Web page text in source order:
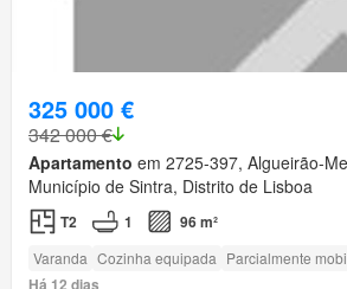
325 000 €
342 000 €
Apartamento em 2725-397, Algueirão-
Município de Sintra, Distrito de Lisboa
T2 1 96 m²
Varanda Cozinha equipada Parcialmente
Há 12 dias